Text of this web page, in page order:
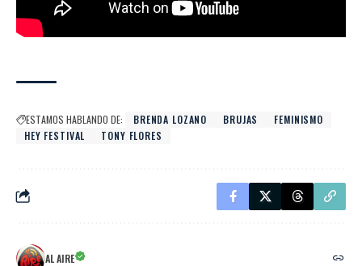
ESTAMOS HABLANDO DE: BRENDA LOZANO BRUJAS
FEMINISMO
HEY FESTIVAL
TONY FLORES
AL AIRE